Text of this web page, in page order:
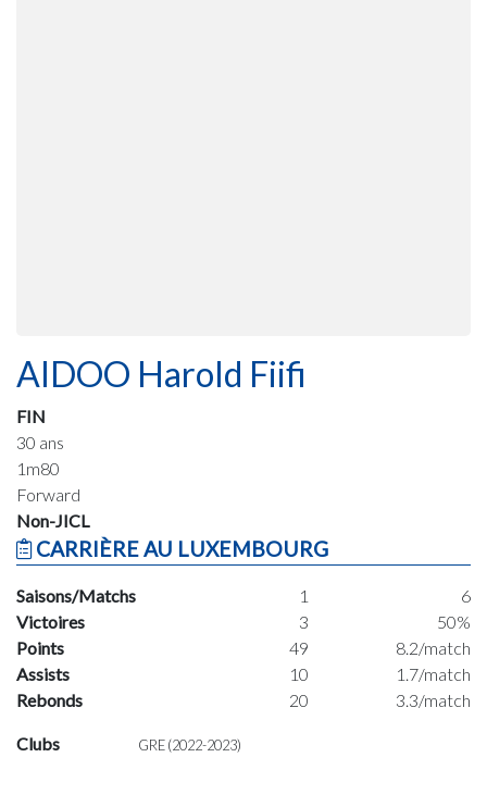
AIDOO Harold Fiifi
FIN
30 ans
1m80
Forward
Non-JICL
CARRIÈRE AU LUXEMBOURG
Saisons/Matchs 1
6
Victoires
3
50%
Points
49
8.2/match
Assists
10
1.7/match
Rebonds
20 3.3/match
Clubs GRE (2022-2023)